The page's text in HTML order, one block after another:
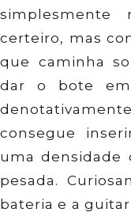
simplesmente
certeiro, mas
que caminha
dar o bote em
consegue
uma densidade
pesada.
bateria e a